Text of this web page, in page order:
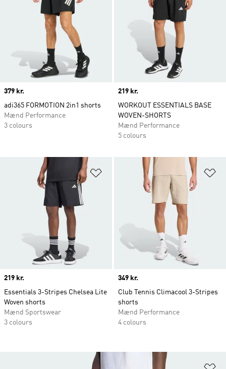
Price
379 kr.
adi365 FORMOTION 2in1 shorts
Mænd Performance
3 colours
Price
219 kr.
WORKOUT ESSENTIALS BASE
WOVEN-SHORTS
Mænd Performance
5 colours
Føj til ønskeliste
Price
219 kr.
Essentials 3-Stripes Chelsea Lite
Woven shorts
Mænd Sportswear
3 colours
Price
349 kr.
Club Tennis Climacool 3-Stripes
shorts
Mænd Performance
4 colours